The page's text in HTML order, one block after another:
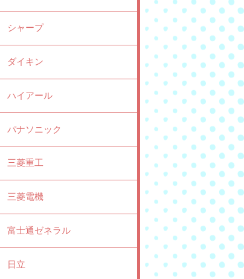
シャープ
ダイキン
ハイアール
パナソニック
三菱重工
三菱電機
富士通ゼネラル
日立